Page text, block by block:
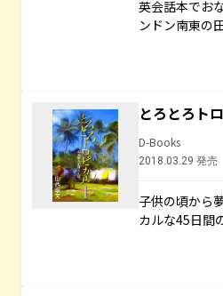
英会話本でお
ンドン南東の
とろとろト
D-Books
2018.03.29 発売
子供の頃から
カルな45日間